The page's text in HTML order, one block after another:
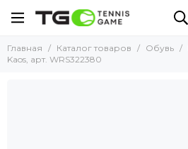
Главная Каталог товаров Обувь
Kaos, арт. WRS322380